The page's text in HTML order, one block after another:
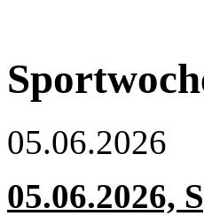
05.06.2026
05.06.2026,